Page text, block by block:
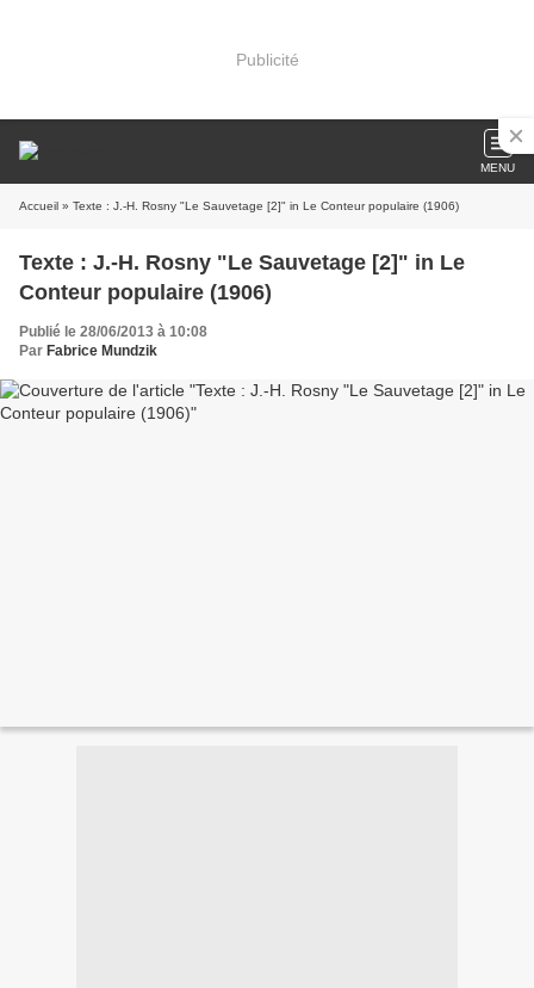
Publicité
MENU
Accueil » Texte : J.-H. Rosny "Le Sauvetage [2]" in Le Conteur populaire (1906)
Texte : J.-H. Rosny "Le Sauvetage [2]" in Le
Conteur populaire (1906)
Publié le 28/06/2013 à 10:08
Par Fabrice Mundzik